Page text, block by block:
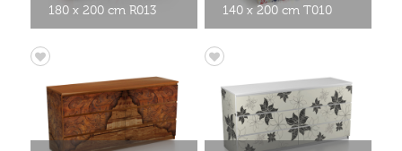
180 x 200 cm R013
140 x 200 cm T010